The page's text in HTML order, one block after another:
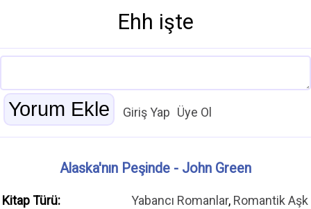
Ehh işte
Giriş Yap Üye Ol
Alaska'nın Peşinde - John Green
Kitap Türü: Yabancı Romanlar, Romantik Aşk